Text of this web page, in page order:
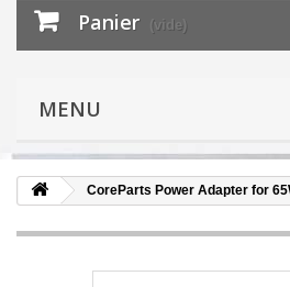
Panier (vide)
MENU
CoreParts Power Adapter for